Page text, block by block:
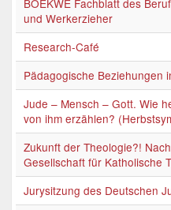
BOEKWE Fachblatt des
und Werkerzieher
Research-Café
Pädagogische Beziehungen
Jude – Mensch – Gott. Wie
von ihm erzählen?
Zukunft der Theologie?!
Gesellschaft für Katholische
Jurysitzung des Deutschen